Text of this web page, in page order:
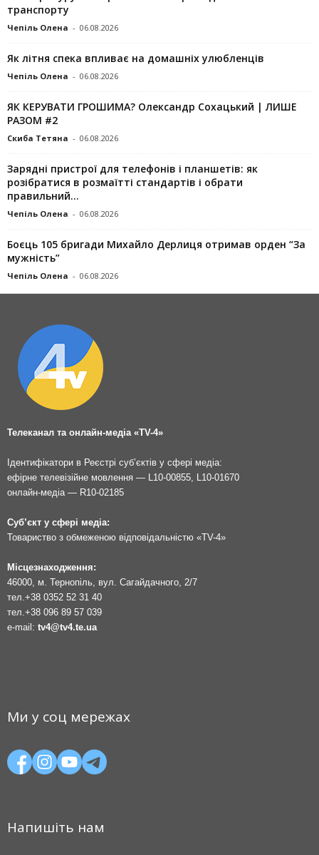
транспорту
Чепіль Олена - 06.08.2026
Як літня спека впливає на домашніх улюбленців
Чепіль Олена - 06.08.2026
ЯК КЕРУВАТИ ГРОШИМА? Олександр Сохацький | ЛИШЕ
РАЗОМ #2
Скиба Тетяна - 06.08.2026
Зарядні пристрої для телефонів і планшетів: як
розібратися в розмаїтті стандартів і обрати
правильний...
Чепіль Олена - 06.08.2026
Боєць 105 бригади Михайло Дерлиця отримав орден “За
мужність”
Чепіль Олена - 06.08.2026
Телеканал та онлайн-медіа «TV-4»
Ідентифікатори в Реєстрі суб’єктів у сфері медіа:
ефірне телевізійне мовлення — L10-00855, L10-01670
онлайн-медіа — R10-02185
Суб’єкт у сфері медіа:
Товариство з обмеженою відповідальністю «TV-4»
Місцезнаходження:
46000, м. Тернопіль, вул. Сагайдачного, 2/7
тел. +38 0352 52 31 40
тел. +38 096 89 57 039
e-mail: tv4@tv4.te.ua
Ми у соц мережах
Напишіть нам